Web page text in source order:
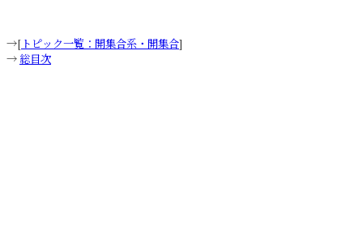
→[ トピック一覧：開集合系・開集合]
→ 総目次